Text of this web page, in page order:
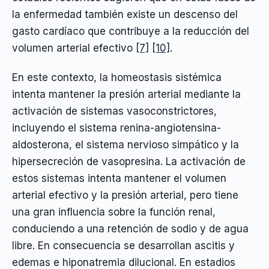
la enfermedad también existe un descenso del
gasto cardíaco que contribuye a la reducción del
volumen arterial efectivo [7] [10] .
En este contexto, la homeostasis sistémica
intenta mantener la presión arterial mediante la
activación de sistemas vasoconstrictores,
incluyendo el sistema renina-angiotensina-
aldosterona, el sistema nervioso simpático y la
hipersecreción de vasopresina. La activación de
estos sistemas intenta mantener el volumen
arterial efectivo y la presión arterial, pero tiene
una gran influencia sobre la función renal,
conduciendo a una retención de sodio y de agua
libre. En consecuencia se desarrollan ascitis y
edemas e hiponatremia dilucional. En estadios